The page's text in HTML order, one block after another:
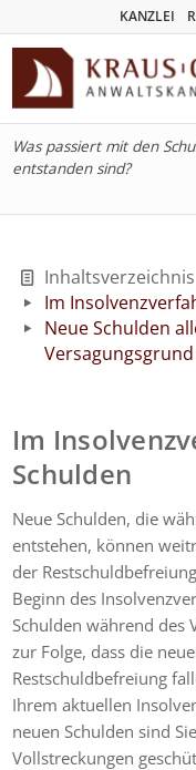
KANZLEI
Was passiert mit den
entstanden sind?
Inhaltsverzeichnis
Im
Neue Schulden
Im
Schulden
Neue Schulden, die
entstehen, können
der
Beginn des
Schulden während des
zur Folge, dass die
Restschuldbefreiung
Ihrem aktuellen
neuen Schulden sind
Vollstreckungen